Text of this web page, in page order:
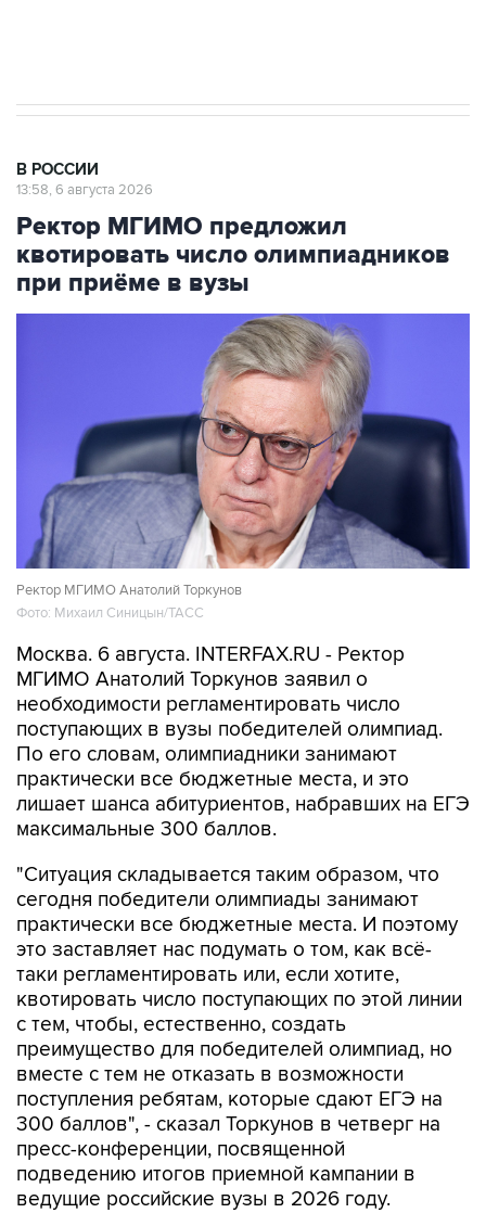
В РОССИИ
13:58, 6 августа 2026
Ректор МГИМО предложил
квотировать число олимпиадников
при приёме в вузы
Ректор МГИМО Анатолий Торкунов
Фото: Михаил Синицын/ТАСС
Москва. 6 августа. INTERFAX.RU - Ректор
МГИМО Анатолий Торкунов заявил о
необходимости регламентировать число
поступающих в вузы победителей олимпиад.
По его словам, олимпиадники занимают
практически все бюджетные места, и это
лишает шанса абитуриентов, набравших на ЕГЭ
максимальные 300 баллов.
"Ситуация складывается таким образом, что
сегодня победители олимпиады занимают
практически все бюджетные места. И поэтому
это заставляет нас подумать о том, как всё-
таки регламентировать или, если хотите,
квотировать число поступающих по этой линии
с тем, чтобы, естественно, создать
преимущество для победителей олимпиад, но
вместе с тем не отказать в возможности
поступления ребятам, которые сдают ЕГЭ на
300 баллов", - сказал Торкунов в четверг на
пресс-конференции, посвященной
подведению итогов приемной кампании в
ведущие российские вузы в 2026 году.